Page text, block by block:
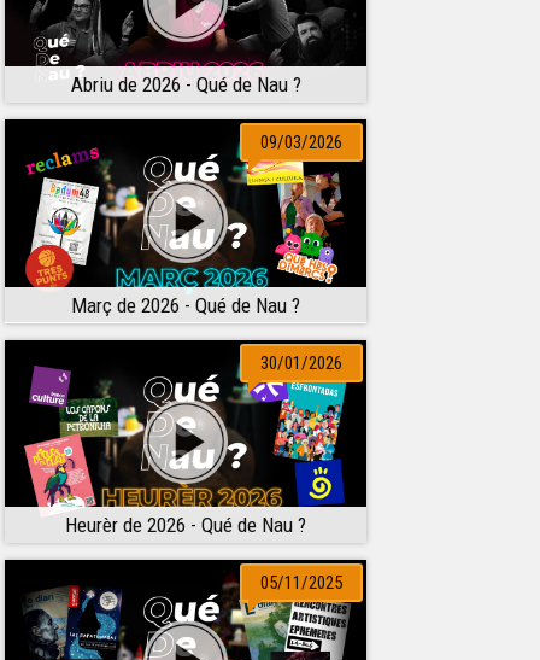
Abriu de 2026 - Qué de Nau ?
Març de 2026 - Qué de Nau ?
09/03/2026
Heurèr de 2026 - Qué de Nau ?
30/01/2026
05/11/2025